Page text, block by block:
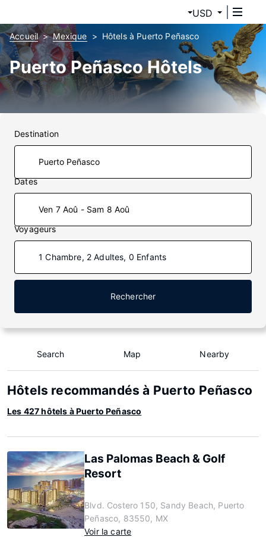
USD
Accueil Mexique Hôtels à Puerto Peñasco
Puerto Peñasco Hôtels
Destination
Dates
Ven 7 Aoû - Sam 8 Aoû
Voyageurs
1 Chambre, 2 Adultes, 0 Enfants
Rechercher
Search Map Nearby
Hôtels recommandés à Puerto Peñasco
Les 427 hôtels à Puerto Peñasco
Las Palomas Beach & Golf
Resort
Blvd. Costero 150, Sandy Beach, Puerto
Peñasco, 83550, MX
Voir la carte